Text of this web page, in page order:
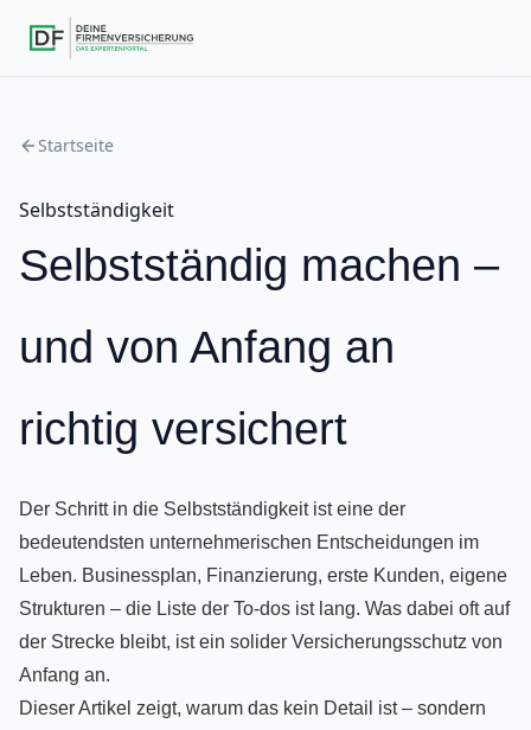
Startseite
Selbstständigkeit
Selbstständig machen –
und von Anfang an
richtig versichert
Der Schritt in die Selbstständigkeit ist eine der
bedeutendsten unternehmerischen Entscheidungen im
Leben. Businessplan, Finanzierung, erste Kunden, eigene
Strukturen – die Liste der To-dos ist lang. Was dabei oft auf
der Strecke bleibt, ist ein solider Versicherungsschutz von
Anfang an.
Dieser Artikel zeigt, warum das kein Detail ist – sondern